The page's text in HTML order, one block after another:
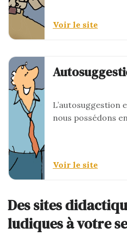
Voir le site
L’autosuggestion
nous possédons
Voir le site
Des sites
ludiques à votre